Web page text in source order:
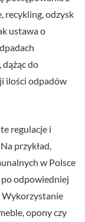
recykling, odzysk
ustawa o
do
ilości odpadów
regulacje i
przykład,
w Polsce
po odpowiedniej
Wykorzystanie
opony czy